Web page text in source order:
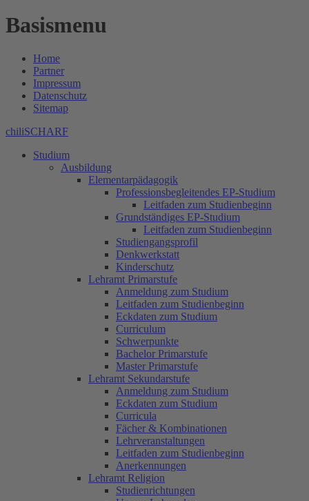
Basismenu
Home
Partner
Impressum
Datenschutz
Sitemap
chiliSCHARF
Studium
Ausbildung
Elementarpädagogik
Professionsbegleitendes EP-Studium
Leitfaden zum Studienbeginn
Grundständiges EP-Studium
Leitfaden zum Studienbeginn
Studiengangsprofil
Denkwerkstatt
Kinderschutz
Lehramt Primarstufe
Anmeldung zum Studium
Leitfaden zum Studienbeginn
Eckdaten zum Studium
Curriculum
Schwerpunkte
Bachelor Primarstufe
Master Primarstufe
Lehramt Sekundarstufe
Anmeldung zum Studium
Eckdaten zum Studium
Curricula
Fächer & Kombinationen
Lehrveranstaltungen
Leitfaden zum Studienbeginn
Anerkennungen
Lehramt Religion
Studienrichtungen